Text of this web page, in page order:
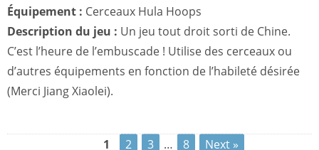
Équipement : Cerceaux Hula Hoops
Description du jeu : Un jeu tout droit sorti de Chine.
C’est l’heure de l’embuscade ! Utilise des cerceaux ou
d’autres équipements en fonction de l’habileté désirée
(Merci Jiang Xiaolei).
1 2 3 … 8 Next »